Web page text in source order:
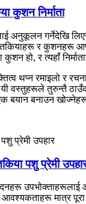
कुशन निर्माता
अनुकूलन गर्नेदेखि
र कुशनहरू
हो, र त्यहाँ
रमाइलो र
तुरुन्तै
बनाउन
पशु प्रेमी
उपभोक्ताहरूलाई
मात्र